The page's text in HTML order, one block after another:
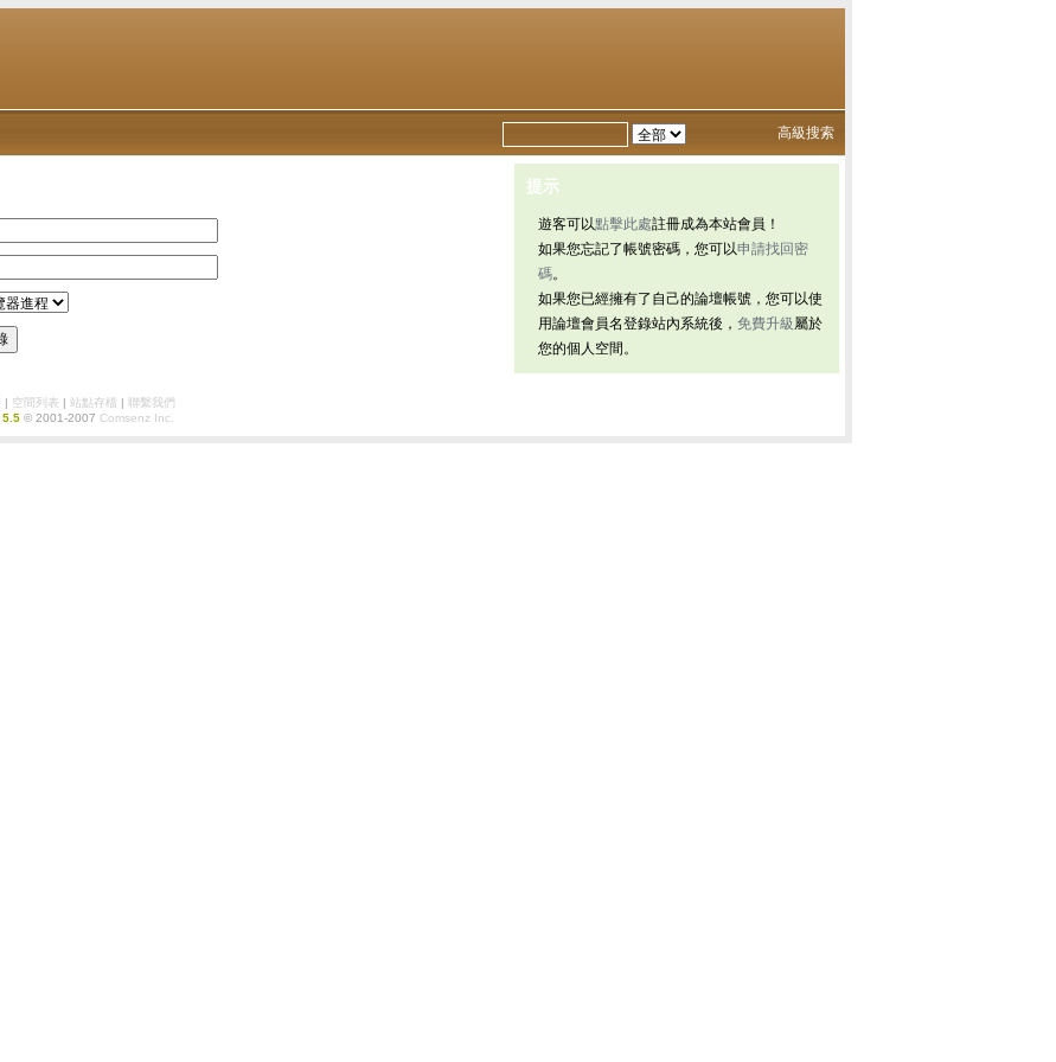
高級搜索
提示
遊客可以點擊此處註冊成為本站會員！
如果您忘記了帳號密碼，您可以申請找回密
碼。
如果您已經擁有了自己的論壇帳號，您可以使
用論壇會員名登錄站內系統後， 免費升級 屬於
您的個人空間。
| 空間列表 | 站點存檔 | 聯繫我們
5.5 © 2001-2007 Comsenz Inc.